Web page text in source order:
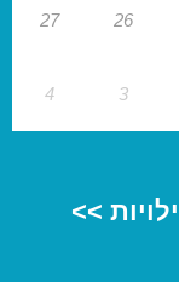
>>
26
27
3
4